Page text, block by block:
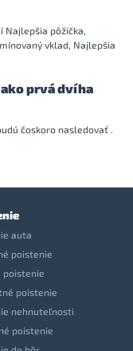
Najlepšia pôžička,
vklad, Najlepšia
prvá dvíha
čoskoro nasledovať .
auta
poistenie
poistenie
poistenie
nehnuteľnosti
poistenie